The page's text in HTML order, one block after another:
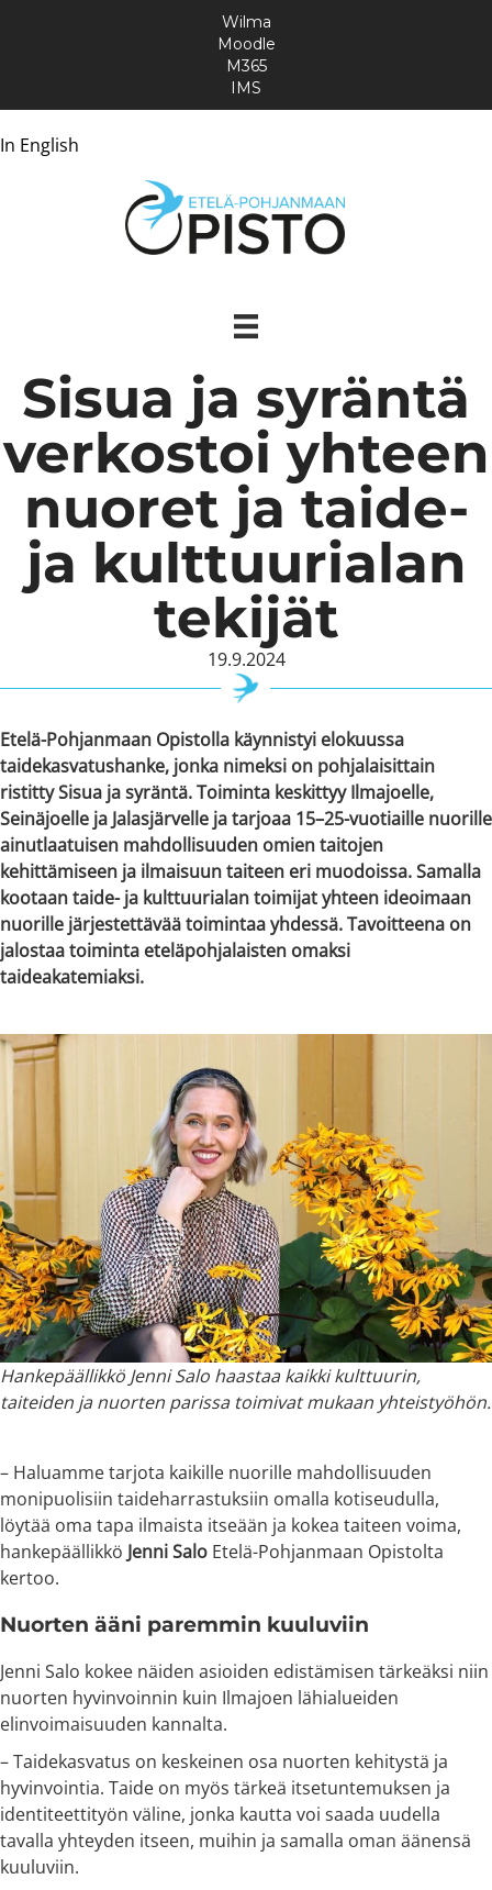
In English
Wilma
Moodle
M365
IMS
Sisua ja syräntä
verkostoi yhteen
nuoret ja taide-
ja kulttuurialan
tekijät
19.9.2024
Etelä-Pohjanmaan Opistolla käynnistyi elokuussa
taidekasvatushanke, jonka nimeksi on pohjalaisittain
ristitty Sisua ja syräntä. Toiminta keskittyy Ilmajoelle,
Seinäjoelle ja Jalasjärvelle ja tarjoaa 15–25-vuotiaille nuorille
ainutlaatuisen mahdollisuuden omien taitojen
kehittämiseen ja ilmaisuun taiteen eri muodoissa. Samalla
kootaan taide- ja kulttuurialan toimijat yhteen ideoimaan
nuorille järjestettävää toimintaa yhdessä. Tavoitteena on
jalostaa toiminta eteläpohjalaisten omaksi
taideakatemiaksi.
Hankepäällikkö Jenni Salo haastaa kaikki kulttuurin,
taiteiden ja nuorten parissa toimivat mukaan yhteistyöhön.
– Haluamme tarjota kaikille nuorille mahdollisuuden
monipuolisiin taideharrastuksiin omalla kotiseudulla,
löytää oma tapa ilmaista itseään ja kokea taiteen voima,
hankepäällikkö Jenni Salo Etelä-Pohjanmaan Opistolta
kertoo.
Nuorten ääni paremmin kuuluviin
Jenni Salo kokee näiden asioiden edistämisen tärkeäksi niin
nuorten hyvinvoinnin kuin Ilmajoen lähialueiden
elinvoimaisuuden kannalta.
– Taidekasvatus on keskeinen osa nuorten kehitystä ja
hyvinvointia. Taide on myös tärkeä itsetuntemuksen ja
identiteettityön väline, jonka kautta voi saada uudella
tavalla yhteyden itseen, muihin ja samalla oman äänensä
kuuluviin.